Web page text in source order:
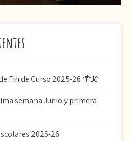
Fin de Curso 2025-26 🌴🌺
semana Junio y primera
2025-26